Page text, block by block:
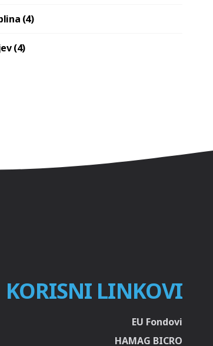
(4)
(4)
KORISNI LINKOVI
EU Fondovi
HAMAG BICRO